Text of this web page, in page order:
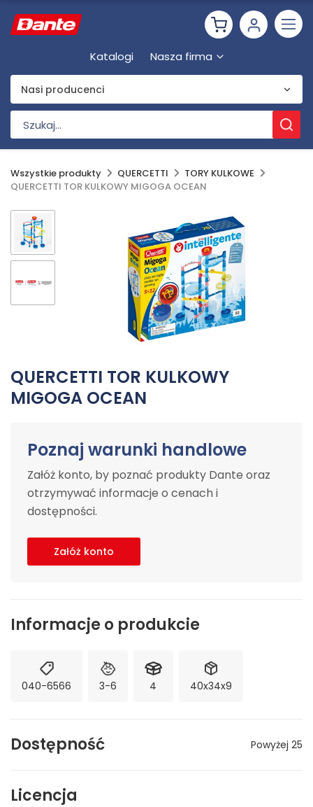
Katalogi Nasza firma
Nasi producenci
Wszystkie produkty QUERCETTI
TORY KULKOWE
QUERCETTI TOR KULKOWY MIGOGA OCEAN
QUERCETTI TOR KULKOWY
MIGOGA OCEAN
Poznaj warunki handlowe
Załóż konto, by poznać produkty Dante oraz
otrzymywać informacje o cenach i
dostępności.
Załóż konto
Informacje o produkcie
040-6566 3-6 4 40x34x9
Dostępność Powyżej 25
Licencja